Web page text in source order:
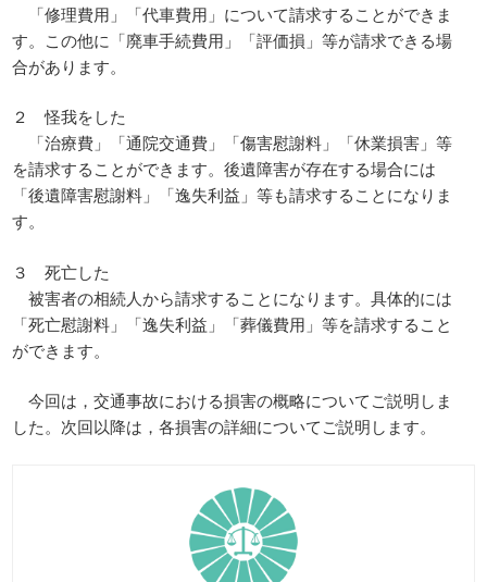
「修理費用」「代車費用」について請求することができま
す。この他に「廃車手続費用」「評価損」等が請求できる場
合があります。
２ 怪我をした
「治療費」「通院交通費」「傷害慰謝料」「休業損害」等
を請求することができます。後遺障害が存在する場合には
「後遺障害慰謝料」「逸失利益」等も請求することになりま
す。
３ 死亡した
被害者の相続人から請求することになります。具体的には
「死亡慰謝料」「逸失利益」「葬儀費用」等を請求すること
ができます。
今回は，交通事故における損害の概略についてご説明しま
した。次回以降は，各損害の詳細についてご説明します。